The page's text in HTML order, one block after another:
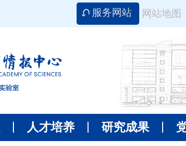
网站地图
服务网站
人才培养 研究成果